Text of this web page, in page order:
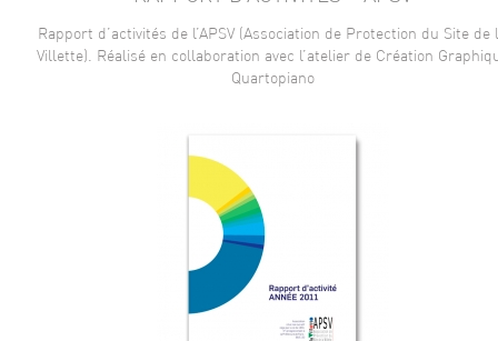
Rapport d’activités de l’APSV (Association de Protection du Site de
Villette). Réalisé en collaboration avec l’atelier de Création
Quartopiano